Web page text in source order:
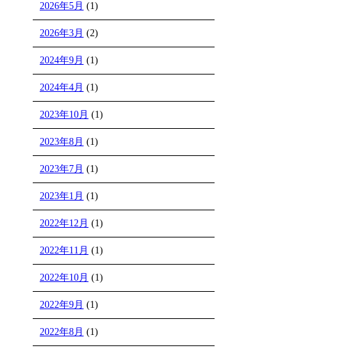
2026年5月 (1)
2026年3月 (2)
2024年9月 (1)
2024年4月 (1)
2023年10月 (1)
2023年8月 (1)
2023年7月 (1)
2023年1月 (1)
2022年12月 (1)
2022年11月 (1)
2022年10月 (1)
2022年9月 (1)
2022年8月 (1)